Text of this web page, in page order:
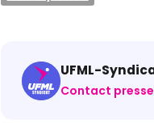
UFML-
Contact